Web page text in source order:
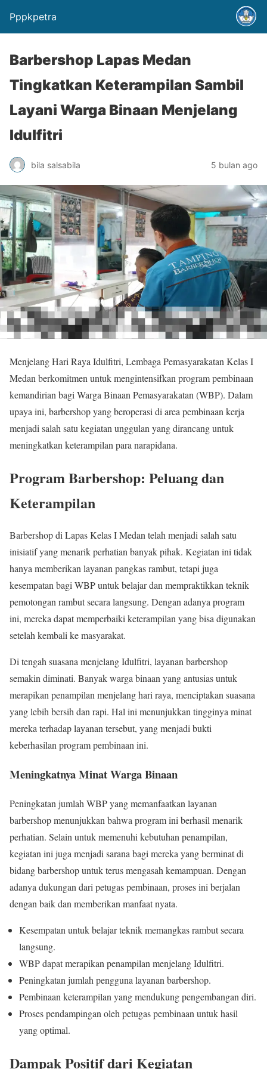
Pppkpetra
Barbershop Lapas Medan
Tingkatkan Keterampilan Sambil
Layani Warga Binaan Menjelang
Idulfitri
bila salsabila 5 bulan ago
Menjelang Hari Raya Idulfitri, Lembaga Pemasyarakatan Kelas I
Medan berkomitmen untuk mengintensifkan program pembinaan
kemandirian bagi Warga Binaan Pemasyarakatan (WBP). Dalam
upaya ini, barbershop yang beroperasi di area pembinaan kerja
menjadi salah satu kegiatan unggulan yang dirancang untuk
meningkatkan keterampilan para narapidana.
Program Barbershop: Peluang dan
Keterampilan
Barbershop di Lapas Kelas I Medan telah menjadi salah satu
inisiatif yang menarik perhatian banyak pihak. Kegiatan ini tidak
hanya memberikan layanan pangkas rambut, tetapi juga
kesempatan bagi WBP untuk belajar dan mempraktikkan teknik
pemotongan rambut secara langsung. Dengan adanya program
ini, mereka dapat memperbaiki keterampilan yang bisa digunakan
setelah kembali ke masyarakat.
Di tengah suasana menjelang Idulfitri, layanan barbershop
semakin diminati. Banyak warga binaan yang antusias untuk
merapikan penampilan menjelang hari raya, menciptakan suasana
yang lebih bersih dan rapi. Hal ini menunjukkan tingginya minat
mereka terhadap layanan tersebut, yang menjadi bukti
keberhasilan program pembinaan ini.
Meningkatnya Minat Warga Binaan
Peningkatan jumlah WBP yang memanfaatkan layanan
barbershop menunjukkan bahwa program ini berhasil menarik
perhatian. Selain untuk memenuhi kebutuhan penampilan,
kegiatan ini juga menjadi sarana bagi mereka yang berminat di
bidang barbershop untuk terus mengasah kemampuan. Dengan
adanya dukungan dari petugas pembinaan, proses ini berjalan
dengan baik dan memberikan manfaat nyata.
Kesempatan untuk belajar teknik memangkas rambut secara
langsung.
WBP dapat merapikan penampilan menjelang Idulfitri.
Peningkatan jumlah pengguna layanan barbershop.
Pembinaan keterampilan yang mendukung pengembangan diri.
Proses pendampingan oleh petugas pembinaan untuk hasil
yang optimal.
Dampak Positif dari Kegiatan